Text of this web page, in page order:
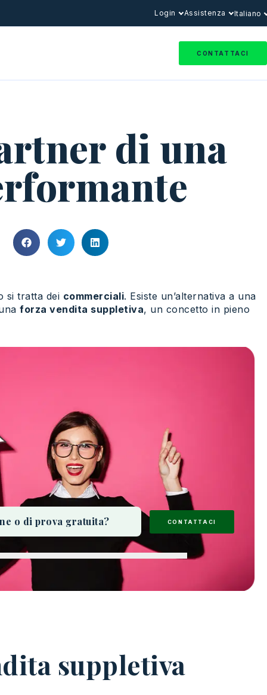
Login Assistenza Italiano
CONTATTACI
di una
si tratta dei commerciali. Esiste un’alternativa a una
forza vendita suppletiva, un concetto in pieno
suppletiva
o di prova gratuita? CONTATTACI